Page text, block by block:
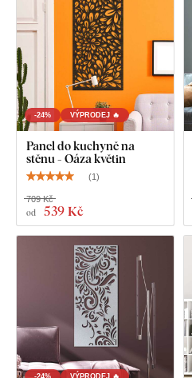
Co najdete v balení?
Nástěnný panel do
-24% VÝPRODEJ 🔥
Panel do kuchyně na
stěnu - Oáza květin
(1)
od 539 Kč
709 Kč